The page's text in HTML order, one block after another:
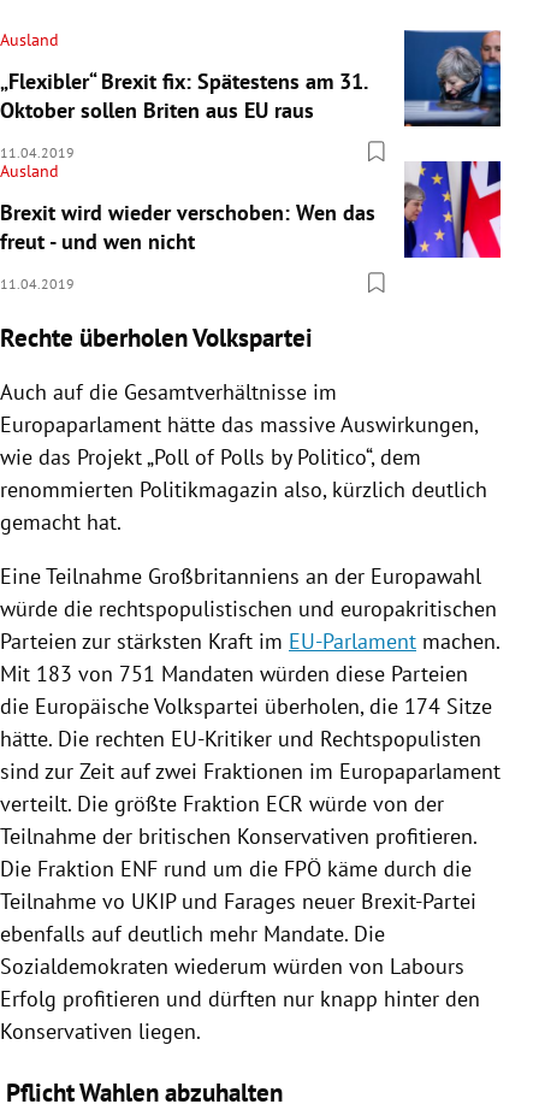
Ausland
„Flexibler“ Brexit fix: Spätestens am 31.
Oktober sollen Briten aus EU raus
11.04.2019
Ausland
Brexit wird wieder verschoben: Wen das
freut - und wen nicht
11.04.2019
Rechte überholen Volkspartei
Auch auf die Gesamtverhältnisse im
Europaparlament hätte das massive Auswirkungen,
wie das Projekt „Poll of Polls by Politico“, dem
renommierten Politikmagazin also, kürzlich deutlich
gemacht hat.
Eine Teilnahme Großbritanniens an der Europawahl
würde die rechtspopulistischen und europakritischen
Parteien zur stärksten Kraft im EU-Parlament machen.
Mit 183 von 751 Mandaten würden diese Parteien
die Europäische Volkspartei überholen, die 174 Sitze
hätte. Die rechten EU-Kritiker und Rechtspopulisten
sind zur Zeit auf zwei Fraktionen im Europaparlament
verteilt. Die größte Fraktion ECR würde von der
Teilnahme der britischen Konservativen profitieren.
Die Fraktion ENF rund um die FPÖ käme durch die
Teilnahme vo UKIPund Farages neuer Brexit-Partei
ebenfalls auf deutlich mehr Mandate. Die
Sozialdemokraten wiederum würden von Labours
Erfolg profitieren und dürften nur knapp hinter den
Konservativen liegen.
Pflicht Wahlen abzuhalten